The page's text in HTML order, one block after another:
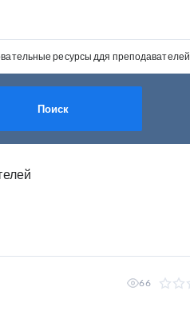
ресурсы ддя преподавателей
Поиск
66